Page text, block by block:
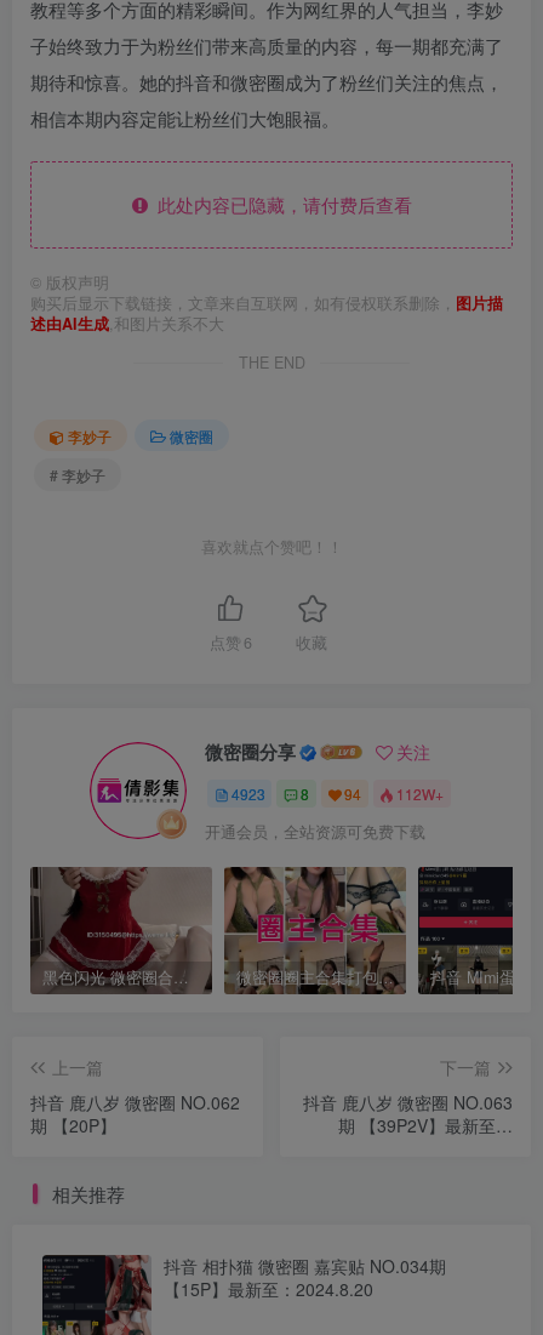
教程等多个方面的精彩瞬间。作为网红界的人气担当，李妙
子始终致力于为粉丝们带来高质量的内容，每一期都充满了
期待和惊喜。她的抖音和微密圈成为了粉丝们关注的焦点，
相信本期内容定能让粉丝们大饱眼福。
此处内容已隐藏，请付费后查看
© 版权声明
购买后显示下载链接，文章来自互联网，如有侵权联系删除， 图片描
述由AI生成,和图片关系不大
THE END
李妙子
微密圈
# 李妙子
喜欢就点个赞吧！！
点赞 6 收藏
微密圈分享 关注
4923 8 94 112W+
开通会员，全站资源可免费下载
黑色闪光 微密圈合集[持续更新] 微密圈圈主合集打包下载 持续更新中
上一篇
抖音 鹿八岁 微密圈 NO.062
期 【20P】
下一篇
抖音 鹿八岁 微密圈 NO.063
期 【39P2V】最新至：
相关推荐
抖音 相扑猫 微密圈 嘉宾贴 NO.034期
【15P】最新至：2024.8.20